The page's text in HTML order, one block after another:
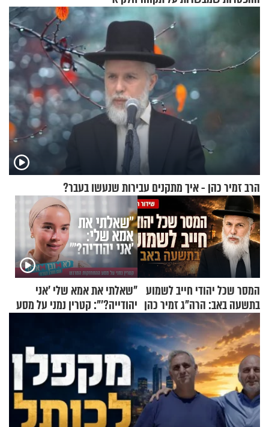
הרב זמיר כהן - איך מתקנים עבירות שנעשו בעבר?
המסר שכל יהודי חייב לשמוע
בתשעה באב: הרה"ג זמיר כהן
בשיעור מיוחד
"שאלתי את אמא שלי 'אני
יהודייה?'": קטרין נמני על מסע
ההתחזקות המרגש